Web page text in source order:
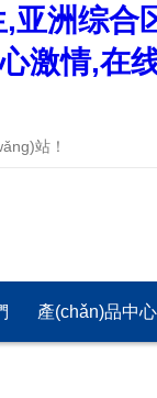
亚洲综
激情,在
站！
產(chǎn)品中心